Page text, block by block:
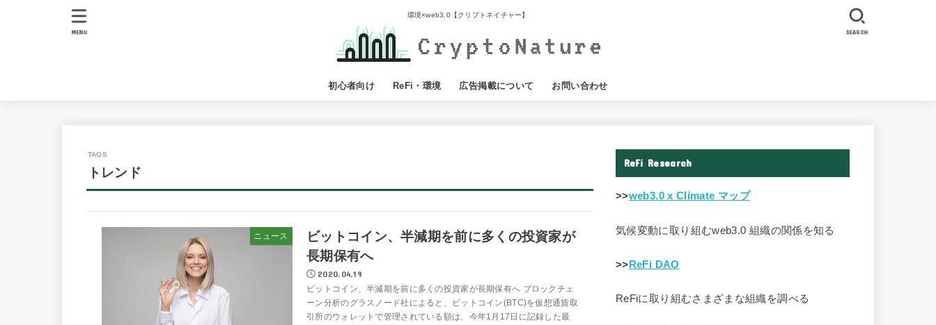
環境×web3.0【クリプトネイチャー】
初心者向け ReFi・環境 広告掲載について お問い合わせ
SEARCH
MENU
トレンド
ニュース
ビットコイン、半減期を前に多くの投資家が
長期保有へ
2020.04.19
ビットコイン、半減期を前に多くの投資家が長期保有へ ブロックチェ
ーン分析のグラスノード社によると、ビットコイン(BTC)を仮想通貨取
引所のウォレットで管理されている額は、今年1月17日に記録した最
ReFi Research
>>web3.0 x Climate マップ
気候変動に取り組むweb3.0 組織の関係を知る
>> ReFi DAO
ReFiに取り組むさまざまな組織を調べる